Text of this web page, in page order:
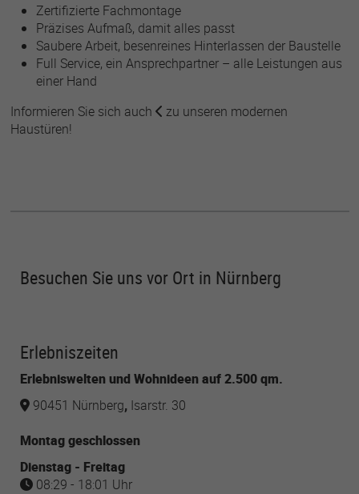
Zertifizierte Fachmontage
Präzises Aufmaß, damit alles passt
Saubere Arbeit, besenreines Hinterlassen der Baustelle
Full Service, ein Ansprechpartner – alle Leistungen aus
einer Hand
Informieren Sie sich auch
zu unseren modernen
Haustüren!
Besuchen Sie uns vor Ort in Nürnberg
Erlebniszeiten
Erlebniswelten und Wohnideen auf 2.500 qm.
90451 Nürnberg, Isarstr. 30
Montag geschlossen
Dienstag - Freitag
08:29 - 18:01 Uhr